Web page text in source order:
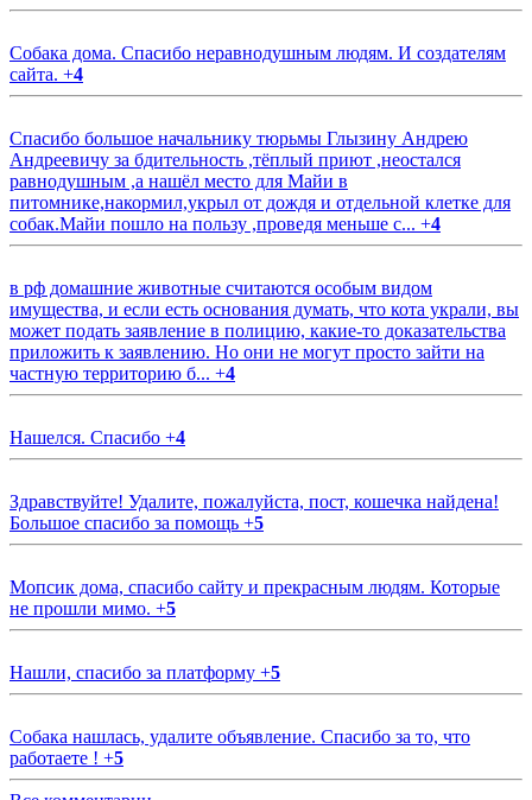
Собака дома. Спасибо неравнодушным людям. И создателям
сайта. +4
Спасибо большое начальнику тюрьмы Глызину Андрею
Андреевичу за бдительность ,тёплый приют ,неостался
равнодушным ,а нашёл место для Майи в
питомнике,накормил,укрыл от дождя и отдельной клетке для
собак.Майи пошло на пользу ,проведя меньше с... +4
в рф домашние животные считаются особым видом
имущества, и если есть основания думать, что кота украли, вы
может подать заявление в полицию, какие-то доказательства
приложить к заявлению. Но они не могут просто зайти на
частную территорию б... +4
Нашелся. Спасибо +4
Здравствуйте! Удалите, пожалуйста, пост, кошечка найдена!
Большое спасибо за помощь +5
Мопсик дома, спасибо сайту и прекрасным людям. Которые
не прошли мимо. +5
Нашли, спасибо за платформу +5
Собака нашлась, удалите объявление. Спасибо за то, что
работаете ! +5